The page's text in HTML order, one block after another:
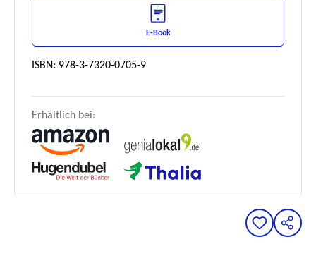
E-Book
ISBN: 978-3-7320-0705-9
Erhältlich bei: